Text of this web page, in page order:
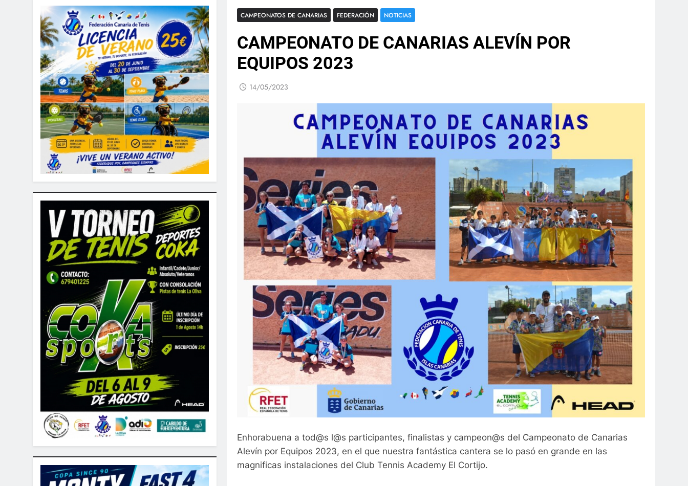
CAMPEONATOS DE CANARIAS FEDERACIÓN NOTICIAS
CAMPEONATO DE CANARIAS ALEVÍN POR
EQUIPOS 2023
14/05/2023
Enhorabuena a tod@s l@s participantes, finalistas y campeon@s del Campeonato de Canarias
Alevín por Equipos 2023, en el que nuestra fantástica cantera se lo pasó en grande en las
magnificas instalaciones del Club Tennis Academy El Cortijo.